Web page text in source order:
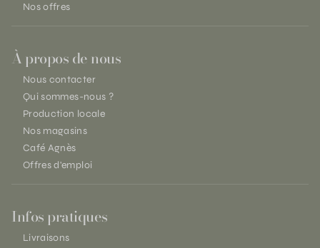
Nos offres
À propos de nous
Nous contacter
Qui sommes-nous ?
Production locale
Nos magasins
Café Agnès
Offres d'emploi
Infos pratiques
Livraisons